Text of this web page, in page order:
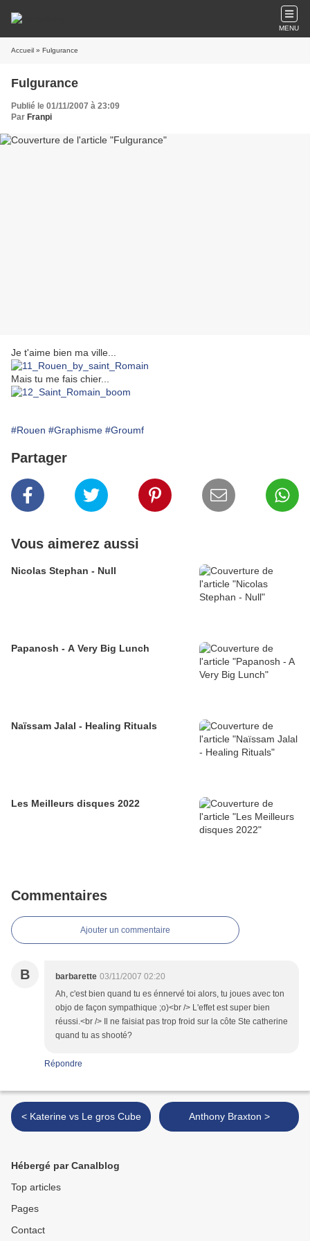
MENU
Accueil » Fulgurance
Fulgurance
Publié le 01/11/2007 à 23:09
Par Franpi
Je t'aime bien ma ville...
Mais tu me fais chier...
#Rouen #Graphisme #Groumf
Partager
Vous aimerez aussi
Nicolas Stephan - Null
Papanosh - A Very Big Lunch
Naïssam Jalal - Healing Rituals
Les Meilleurs disques 2022
Commentaires
Ajouter un commentaire
B barbarette 03/11/2007 02:20
Ah, c'est bien quand tu es énnervé toi alors, tu joues avec ton
objo de façon sympathique ;o)<br /> L'effet est super bien
réussi.<br /> Il ne faisiat pas trop froid sur la côte Ste catherine
quand tu as shooté?
Répondre
< Katerine vs Le gros Cube Anthony Braxton >
Hébergé par Canalblog
Top articles
Pages
Contact